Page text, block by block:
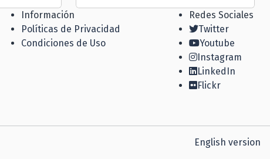
Información
Políticas de Privacidad
Condiciones de Uso
Redes Sociales
Twitter
Youtube
Instagram
LinkedIn
Flickr
English version